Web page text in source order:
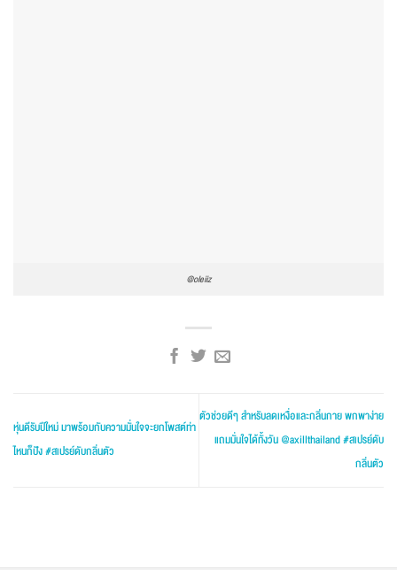
@oleiiz
หุ่นดีรับปีใหม่ มาพร้อมกับความมั่นใจจะยกโพสต์ท่า
ไหนก็ปัง #สเปรย์ดับกลิ่นตัว
ตัวช่วยดีๆ สำหรับลดเหงื่อและกลิ่นกาย พกพาง่าย
แถมมั่นใจได้ทั้งวัน @axillthailand #สเปรย์ดับ
กลิ่นตัว